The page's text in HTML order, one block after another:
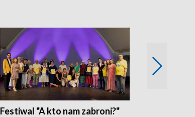
Festiwal "A kto nam zabroni?"